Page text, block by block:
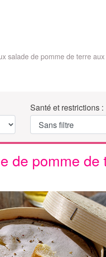
salade de pomme de terre
Santé et restrictions :
de pomme de